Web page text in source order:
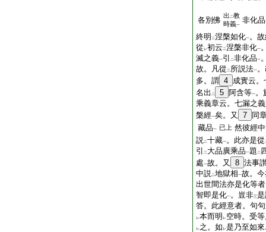
各別佛 出 二教
時義一
非化
終明 二涅槃如化一。
從 レ初云 二涅槃非化一
滅之義一引 二非化品一
故。凡從 二 所説法一
多。謂 4 成實云。
名出 二 5 阿含等一。
乘義章云。七漏之
槃經一矣。又 7
同
藏品一 已上 然彼經
説二十藏一。此亦是從
引 二 大品廣乘品一題 二
處一故。又 8 法事
中説二地獄相一故。
出世間法亦是化等
智即是化一。豈非三
答。此經意者。句
レ本而明 レ空時。受
レ之。如 レ是乃至如